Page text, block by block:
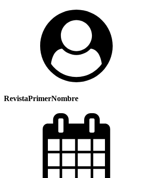
RevistaPrimerNombre